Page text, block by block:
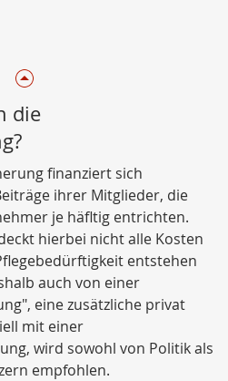
die
finanziert sich
ihrer Mitglieder, die
je häfltig entrichten.
hierbei nicht alle Kosten
entstehen
auch von einer
eine zusätzliche privat
mit einer
wird sowohl von Politik als
empfohlen.